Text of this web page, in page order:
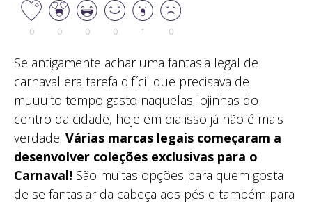
0 0 0 0 1 0
Se antigamente achar uma fantasia legal de
carnaval era tarefa difícil que precisava de
muuuito tempo gasto naquelas lojinhas do
centro da cidade, hoje em dia isso já não é mais
verdade. Várias marcas legais começaram a
desenvolver coleções exclusivas para o
Carnaval! São muitas opções para quem gosta
de se fantasiar da cabeça aos pés e também para